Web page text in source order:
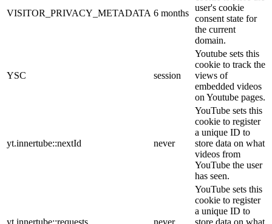
VISITOR_PRIVACY_METADATA 6 months
user's cookie
consent state for
the current
domain.
YSC session
Youtube sets this
cookie to track the
views of
embedded videos
on Youtube pages.
yt.innertube::nextId never
YouTube sets this
cookie to register
a unique ID to
store data on what
videos from
YouTube the user
has seen.
YouTube sets this
cookie to register
a unique ID to